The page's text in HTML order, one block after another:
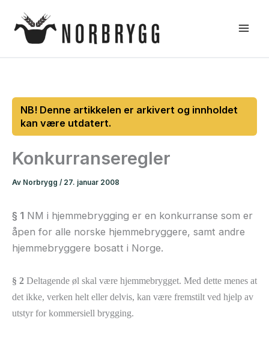
rett
Konkurranseregler
Av Norbrygg / 27. januar 2008
§ 1 NM i hjemmebrygging er en konkurranse som er
åpen for alle norske hjemmebryggere, samt andre
hjemmebryggere bosatt i Norge.
§ 2 Deltagende øl skal være hjemmebrygget. Med dette menes at
det ikke, verken helt eller delvis, kan være fremstilt ved hjelp av
utstyr for kommersiell brygging.